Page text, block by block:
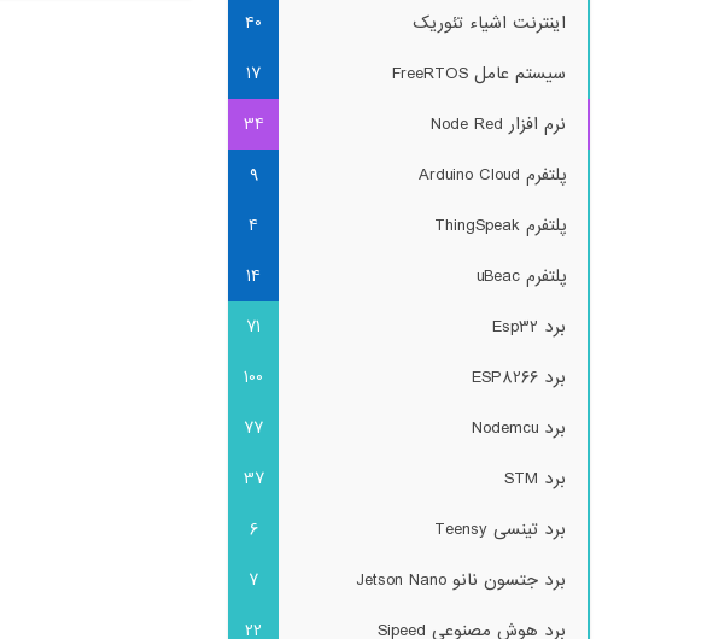
اینترنت اشیاء تئوریک
40
سیستم عامل FreeRTOS
17
نرم افزار Node Red
34
پلتفرم Arduino Cloud
9
پلتفرم ThingSpeak
4
پلتفرم uBeac
14
برد Esp32
71
برد ESP8266
100
برد Nodemcu
77
برد STM
37
برد تینسی Teensy
6
برد جتسون نانو Jetson Nano
7
برد هوش مصنوعی Sipeed
22